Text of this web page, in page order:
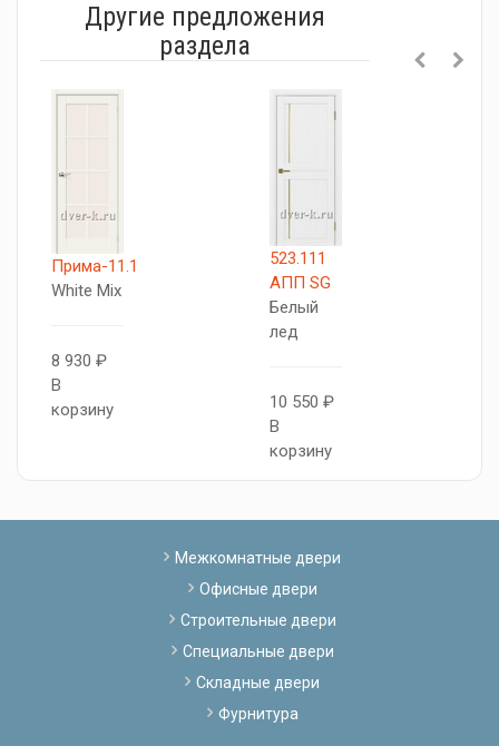
Другие предложения
раздела
Прима-11.1
White Mix
8 930 ₽
В
корзину
523.111
АПП SG
Белый
лед
10 550 ₽
В
корзину
Межкомнатные двери
Офисные двери
Строительные двери
Специальные двери
Складные двери
Фурнитура